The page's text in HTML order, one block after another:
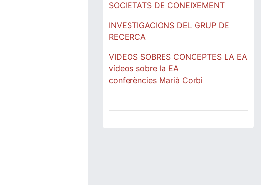
SOCIETATS DE CONEIXEMENT
INVESTIGACIONS DEL GRUP DE
RECERCA
VIDEOS SOBRES CONCEPTES LA EA
vídeos sobre la EA
conferències Marià Corbi